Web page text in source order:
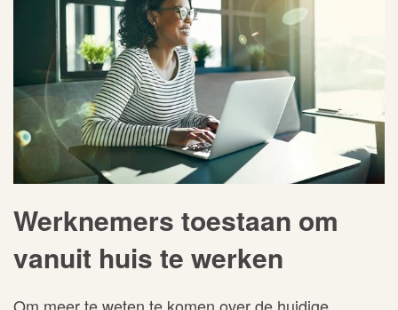
Werknemers toestaan om
vanuit huis te werken
Om meer te weten te komen over de huidige